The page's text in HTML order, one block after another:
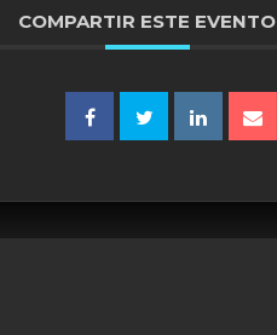
COMPARTIR ESTE EVENTO